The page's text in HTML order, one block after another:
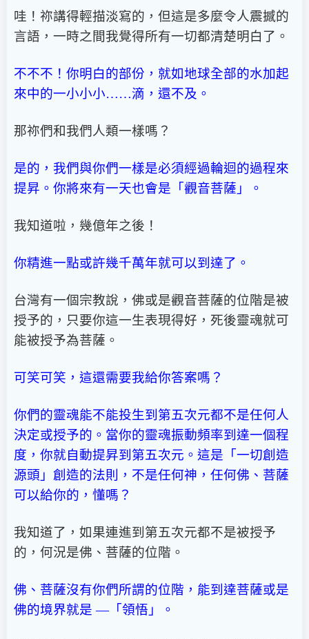
哇！祢講得輕描淡寫的，但這是多麼令人震撼的
言語，一時之間我覺得所有一切都清楚明白了。
不不不！你明白的部份，就如地球全部的水加起
來中的一小小小……滴，還不及。
那祢們和我們人類一樣嗎？
是的，我們與你們一樣是必須經過輪迴的過程來
提昇。你將來有一天也會是「觀音菩薩」。
我知道啦，幾億年之後！
你精進一點或許幾千萬年就可以到達了。
台灣有一個宗教說，佛或是觀音菩薩的位階是被
授予的，只要你這一生表現得好，死後靈魂就可
能被授予為菩薩。
可笑可笑，這還需要我給你答案嗎？
你們的靈魂能不能投生到第五次元都不是任何人
決定或授予的。當你的靈魂振動頻率到達一個程
度，你就自動提昇到第五次元。這是「一切創造
源頭」創造的法則，不是任何神，任何佛、菩薩
可以給你的，懂嗎？
我知道了，如果連進到第五次元都不是被授予
的，何況是佛、菩薩的位階。
佛、菩薩沒有你們所謂的位階，能到達菩薩或是
佛的境界就是 —「領悟」。